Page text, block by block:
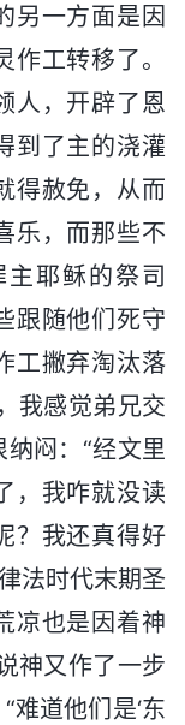
另一方面是因
工转移了。
人，开辟了恩
到了主的浇灌
得赦免，从而
乐，而那些不
耶稣的祭司
跟随他们死守
工撇弃淘汰落
我感觉弟兄交
闷：“经文里
，我咋就没读
？我还真得好
法时代末期圣
凉也是因着神
神又作了一步
难道他们是‘东